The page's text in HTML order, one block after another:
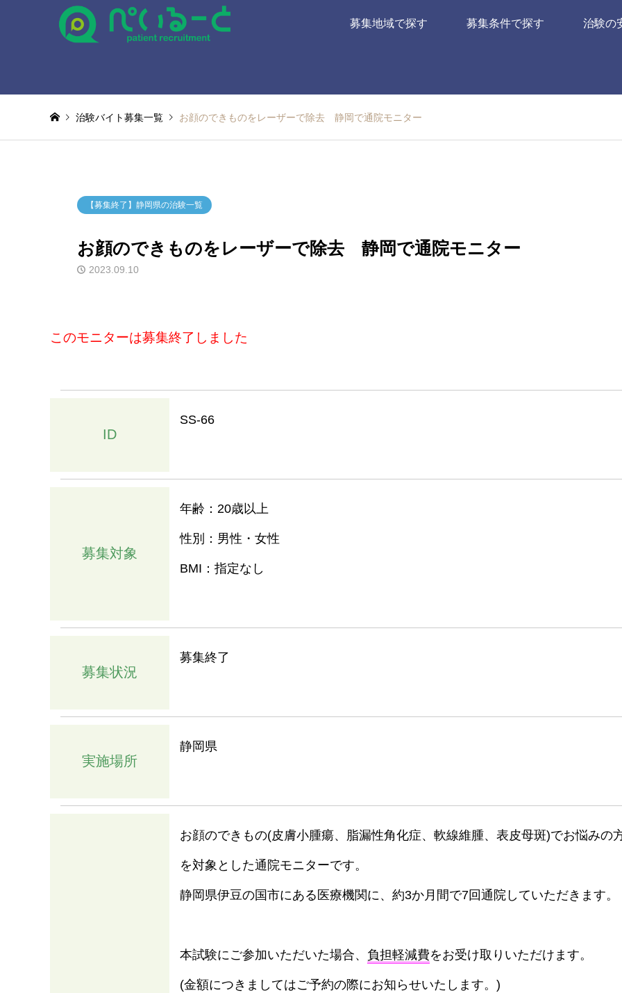
募集地域で探す 募集条件で探す 治験の
治験バイト募集一覧 お顔のできものをレーザーで除去 静岡で通院モニター
【募集終了】静岡県の治験一覧
お顔のできものをレーザーで除去 静岡で通院モニター
2023.09.10
このモニターは募集終了しました
ID
SS-66
募集対象
年齢：20歳以上
性別：男性・女性
BMI：指定なし
募集状況
募集終了
実施場所
静岡県
お顔のできもの(皮膚小腫瘍、脂漏性角化症、軟線維腫、表皮母斑)でお悩みの
を対象とした通院モニターです。
静岡県伊豆の国市にある医療機関に、約3か月間で7回通院していただきます。
本試験にご参加いただいた場合、 負担軽減費をお受け取りいただけます。
(金額につきましてはご予約の際にお知らせいたします。)